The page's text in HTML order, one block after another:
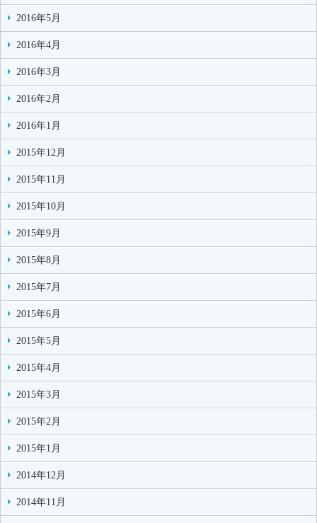
2016年5月
2016年4月
2016年3月
2016年2月
2016年1月
2015年12月
2015年11月
2015年10月
2015年9月
2015年8月
2015年7月
2015年6月
2015年5月
2015年4月
2015年3月
2015年2月
2015年1月
2014年12月
2014年11月